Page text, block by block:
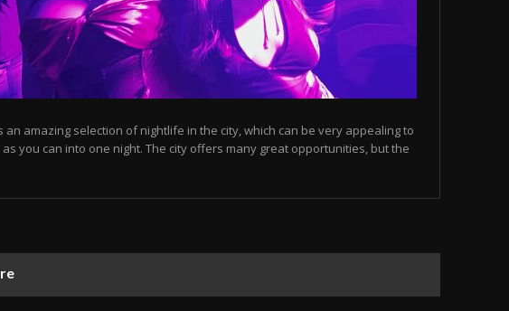
an amazing selection of nightlife in the city, which can be very appealing to
as you can into one night. The city offers many great opportunities, but the